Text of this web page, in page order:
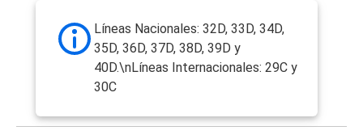
Líneas Nacionales: 32D, 33D, 34D,
35D, 36D, 37D, 38D, 39D y
40D.\nLíneas Internacionales: 29C y
30C